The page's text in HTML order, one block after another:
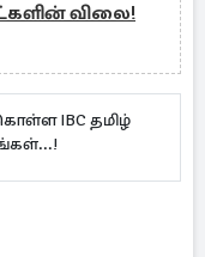
விலை!
IBC தமிழ்